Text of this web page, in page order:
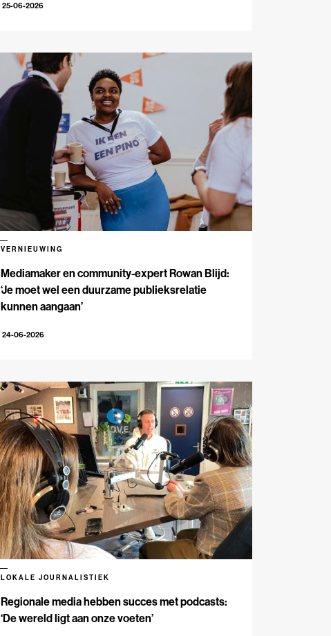
25-06-2026
Mediamaker en community-expert Rowan Blijd:
‘Je moet wel een duurzame publieksrelatie
kunnen aangaan’
VERNIEUWING
24-06-2026
Regionale media hebben succes met podcasts:
‘De wereld ligt aan onze voeten’
LOKALE JOURNALISTIEK